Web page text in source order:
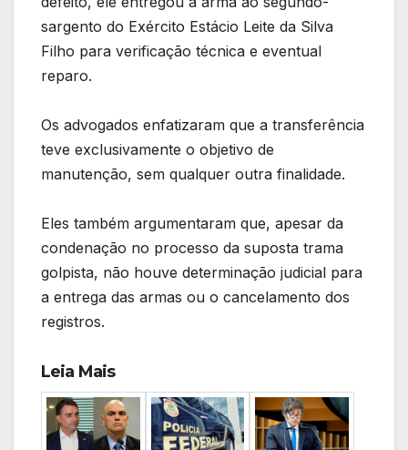
sargento do Exército Estácio Leite da Silva
Filho para verificação técnica e eventual
reparo.
Os advogados enfatizaram que a transferência
teve exclusivamente o objetivo de
manutenção, sem qualquer outra finalidade.
Eles também argumentaram que, apesar da
condenação no processo da suposta trama
golpista, não houve determinação judicial para
a entrega das armas ou o cancelamento dos
registros.
Leia Mais